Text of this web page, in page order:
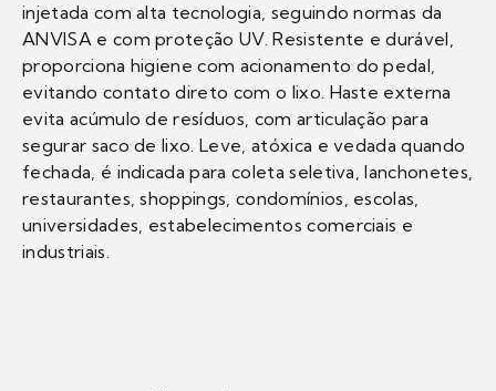
injetada com alta tecnologia, seguindo normas da
ANVISA e com proteção UV. Resistente e durável,
proporciona higiene com acionamento do pedal,
evitando contato direto com o lixo. Haste externa
evita acúmulo de resíduos, com articulação para
segurar saco de lixo. Leve, atóxica e vedada quando
fechada, é indicada para coleta seletiva, lanchonetes,
restaurantes, shoppings, condomínios, escolas,
universidades, estabelecimentos comerciais e
industriais.